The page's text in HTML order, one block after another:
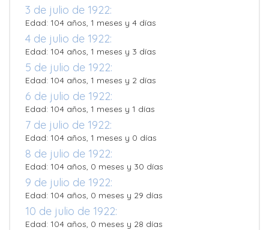
3 de julio de 1922:
Edad: 104 años, 1 meses y 4 días
4 de julio de 1922:
Edad: 104 años, 1 meses y 3 días
5 de julio de 1922:
Edad: 104 años, 1 meses y 2 días
6 de julio de 1922:
Edad: 104 años, 1 meses y 1 días
7 de julio de 1922:
Edad: 104 años, 1 meses y 0 días
8 de julio de 1922:
Edad: 104 años, 0 meses y 30 días
9 de julio de 1922:
Edad: 104 años, 0 meses y 29 días
10 de julio de 1922:
Edad: 104 años, 0 meses y 28 días